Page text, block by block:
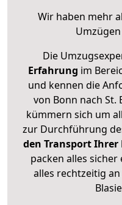
Wir haben mehr
Die
Erfahrung im
und kennen die
von Bonn nach St.
kümmern sich um
zur Durchführung
den Transport
packen alles
alles rechtzeitig